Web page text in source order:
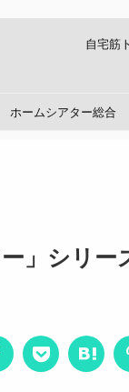
自宅筋
ホームシアター総合
」シリー